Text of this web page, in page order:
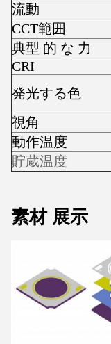
流動
CCT範囲
典型 的 な 力
CRI
発光する色
視角
動作温度
貯蔵温度
素材 展示